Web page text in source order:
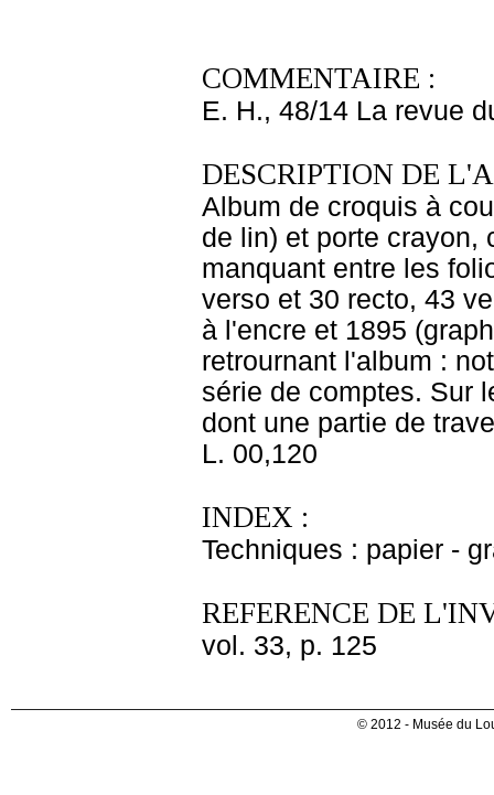
COMMENTAIRE :
E. H., 48/14 La revue
DESCRIPTION DE
Album de croquis à
de lin) et porte crayon,
manquant entre les
verso et 30 recto, 43
à l'encre et 1895
retrournant l'album :
série de comptes. Sur
dont une partie de
L. 00,120
INDEX :
Techniques : papier -
REFERENCE DE
vol. 33, p. 125
© 2012 - Musée du